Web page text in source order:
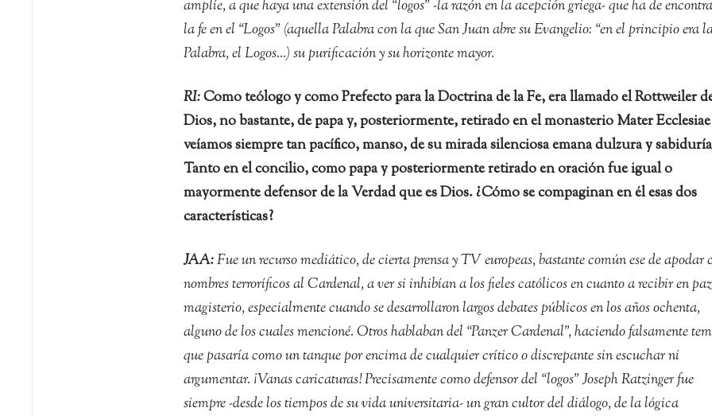
amplíe, a que haya una extensión del “logos” -la razón en la acepción griega- que ha de
la fe en el “Logos” (aquella Palabra con la que San Juan abre su Evangelio: “en el principio era
Palabra, el Logos…) su purificación y su horizonte mayor.
RI:Como teólogo y como Prefecto para la Doctrina de la Fe, era llamado el Rottweiler
Dios, no bastante, de papa y, posteriormente, retirado en el monasterio Mater
veíamos siempre tan pacífico, manso, de su mirada silenciosa emana dulzura y
Tanto en el concilio, como papa y posteriormente retirado en oración fue igual o
mayormente defensor de la Verdad que es Dios. ¿Cómo se compaginan en él esas dos
características?
JAA:Fue un recurso mediático, de cierta prensa y TV europeas, bastante común ese de apodar
nombres terroríficos al Cardenal, a ver si inhibían a los fieles católicos en cuanto a recibir en
magisterio, especialmente cuando se desarrollaron largos debates públicos en los años ochenta,
alguno de los cuales mencioné. Otros hablaban del “Panzer Cardenal”, haciendo falsamente
que pasaría como un tanque por encima de cualquier crítico o discrepante sin escuchar ni
argumentar. ¡Vanas caricaturas! Precisamente como defensor del “logos” Joseph Ratzinger fue
siempre -desde los tiempos de su vida universitaria- un gran cultor del diálogo, de la lógica